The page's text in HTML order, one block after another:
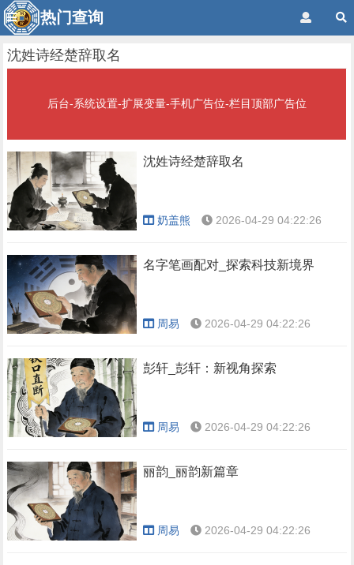
热门查询
沈姓诗经楚辞取名
后台-系统设置-扩展变量-手机广告位-栏目顶部广告位
沈姓诗经楚辞取名
奶盖熊 2026-04-29 04:22:26
名字笔画配对_探索科技新境界
周易 2026-04-29 04:22:26
彭轩_彭轩：新视角探索
周易 2026-04-29 04:22:26
丽韵_丽韵新篇章
周易 2026-04-29 04:22:26